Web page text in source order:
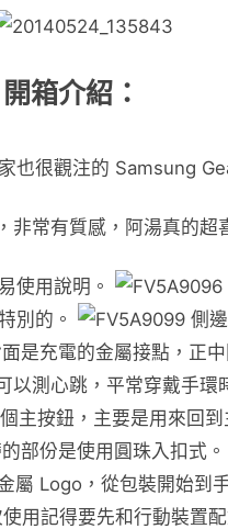
箱介紹：
也很觀注的 Samsung
非常有質感，阿湯真的超
使用說明。
別的。
側
是充電的金屬接點，正
以測心跳，平常穿戴手環
主按鈕，主要是用來回
部份是使用圓珠入扣式
屬 Logo，從包裝開始到
使用記得要先和行動裝置